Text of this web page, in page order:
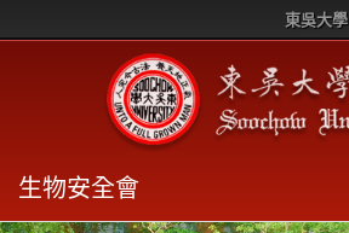
東吳大學
生物安全會